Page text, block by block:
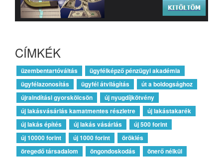
CÍMKÉK
üzembentartóváltás
ügyfélképző pénzügyi akadémia
ügyfélazonosítás
ügyfél átvilágítás
út a boldogsághoz
újraindítási gyorskölcsön
új nyugdíjkötvény
új lakásvásárlás kamatmentes részletre
új lakástakarék
új lakás építés
új lakás vásárlás
új 500 forint
új 10000 forint
új 1000 forint
öröklés
öregedő társadalom
öngondoskodás
önerő nélkül